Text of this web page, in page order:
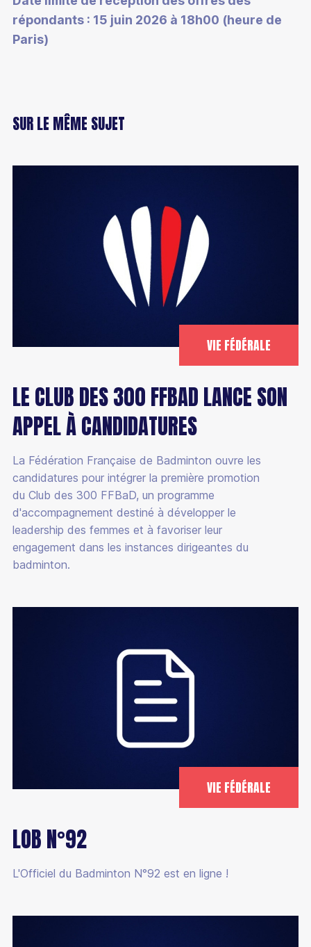
répondants : 15 juin 2026 à 18h00 (heure de
Paris)
SUR LE MÊME SUJET
VIE FÉDÉRALE
LE CLUB DES 300 FFBAD LANCE SON
APPEL À CANDIDATURES
La Fédération Française de Badminton ouvre les
candidatures pour intégrer la première promotion
du Club des 300 FFBaD, un programme
d'accompagnement destiné à développer le
leadership des femmes et à favoriser leur
engagement dans les instances dirigeantes du
badminton.
VIE FÉDÉRALE
LOB N°92
L'Officiel du Badminton N°92 est en ligne !